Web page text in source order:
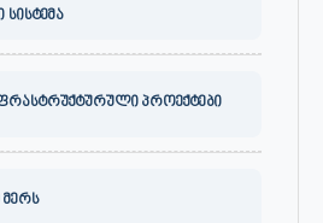
სისტემა
პროექტები